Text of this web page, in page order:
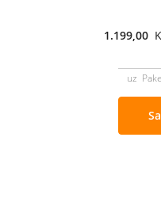
1.199,00
uz